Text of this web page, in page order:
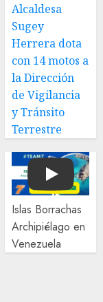
Alcaldesa
Sugey
Herrera dota
con 14 motos a
la Dirección
de Vigilancia
y Tránsito
Terrestre
Play
Islas Borrachas
Archipiélago en
Venezuela